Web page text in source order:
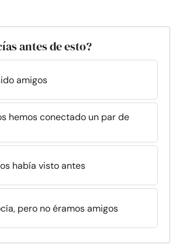
antes de esto?
amigos
hemos conectado un par de
había visto antes
pero no éramos amigos